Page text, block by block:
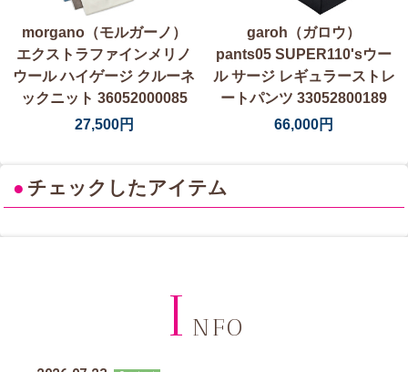
morgano（モルガーノ）
エクストラファインメリノ
ウール ハイゲージ クルーネ
ックニット 36052000085
27,500円
garoh（ガロウ）
pants05 SUPER110'sウー
ル サージ レギュラーストレ
ートパンツ 33052800189
66,000円
● チェックしたアイテム
I NFO